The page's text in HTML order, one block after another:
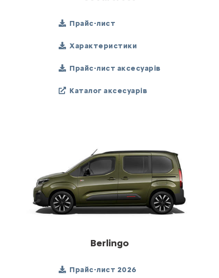
Прайс-лист
Характеристики
Прайс-лист аксесуарів
Каталог аксесуарів
Berlingo
Прайс-лист 2026